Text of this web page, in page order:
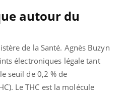
autour du
de la Santé. Agnès Buzyn
électroniques légale tant
seuil de 0,2 % de
Le THC est la molécule